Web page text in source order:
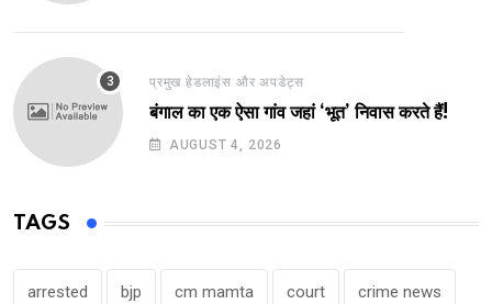
प्रमुख हेडलाइंस और अपडेट्स
बंगाल का एक ऐसा गांव जहां ‘भूत’ निवास करते हैं!
AUGUST 4, 2026
TAGS
arrested bjp cm mamta court crime news